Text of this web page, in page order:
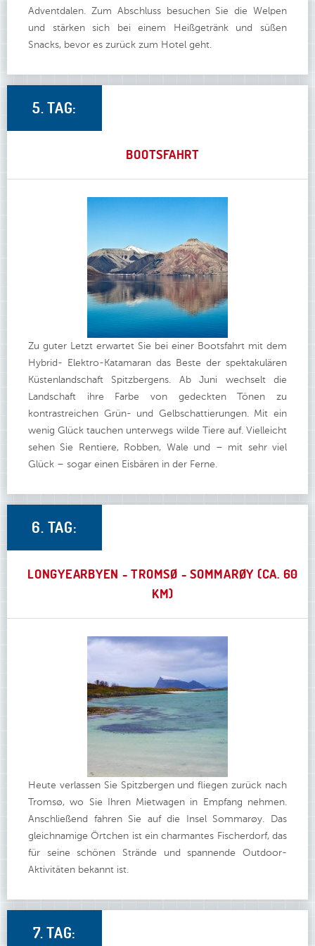
Adventdalen. Zum Abschluss besuchen Sie die Welpen
und stärken sich bei einem Heißgetränk und süßen
Snacks, bevor es zurück zum Hotel geht.
5. TAG:
BOOTSFAHRT
Zu guter Letzt erwartet Sie bei einer Bootsfahrt mit dem
Hybrid- Elektro-Katamaran das Beste der spektakulären
Küstenlandschaft Spitzbergens. Ab Juni wechselt die
Landschaft ihre Farbe von gedeckten Tönen zu
kontrastreichen Grün- und Gelbschattierungen. Mit ein
wenig Glück tauchen unterwegs wilde Tiere auf. Vielleicht
sehen Sie Rentiere, Robben, Wale und – mit sehr viel
Glück – sogar einen Eisbären in der Ferne.
6. TAG:
LONGYEARBYEN - TROMSØ - SOMMARØY (CA. 60
KM)
Heute verlassen Sie Spitzbergen und fliegen zurück nach
Tromsø, wo Sie Ihren Mietwagen in Empfang nehmen.
Anschließend fahren Sie auf die Insel Sommarøy. Das
gleichnamige Örtchen ist ein charmantes Fischerdorf, das
für seine schönen Strände und spannende Outdoor-
Aktivitäten bekannt ist.
7. TAG: